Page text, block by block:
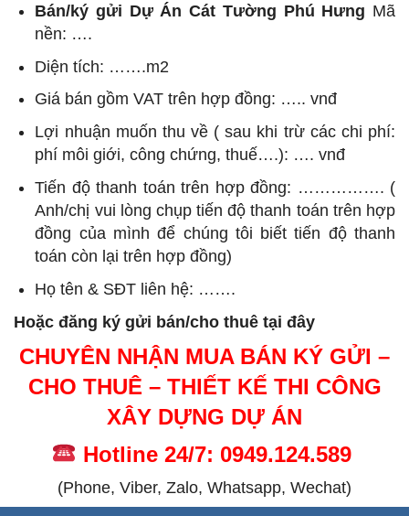
Bán/ký gửi Dự Án Cát Tường Phú Hưng Mã
nền: ….
Diện tích: …….m2
Giá bán gồm VAT trên hợp đồng: ….. vnđ
Lợi nhuận muốn thu về ( sau khi trừ các chi phí:
phí môi giới, công chứng, thuế….): …. vnđ
Tiến độ thanh toán trên hợp đồng: ……………. (
Anh/chị vui lòng chụp tiến độ thanh toán trên hợp
đồng của mình để chúng tôi biết tiến độ thanh
toán còn lại trên hợp đồng)
Họ tên & SĐT liên hệ: …….
Hoặc đăng ký gửi bán/cho thuê tại đây
CHUYÊN NHẬN MUA BÁN KÝ GỬI –
CHO THUÊ – THIẾT KẾ THI CÔNG
XÂY DỰNG DỰ ÁN
Hotline 24/7: 0949.124.589
(Phone, Viber, Zalo, Whatsapp, Wechat)